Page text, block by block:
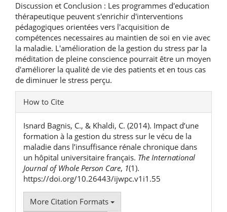
Discussion et Conclusion : Les programmes d'education
thérapeutique peuvent s'enrichir d'interventions
pédagogiques orientées vers l'acquisition de
compétences necessaires au maintien de soi en vie avec
la maladie. L'amélioration de la gestion du stress par la
méditation de pleine conscience pourrait être un moyen
d'améliorer la qualité de vie des patients et en tous cas
de diminuer le stress perçu.
Article
Details
How to Cite
Isnard Bagnis, C., & Khaldi, C. (2014). Impact d’une
formation à la gestion du stress sur le vécu de la
maladie dans l’insuffisance rénale chronique dans
un hôpital universitaire français. The International
Journal of Whole Person Care, 1(1).
https://doi.org/10.26443/ijwpc.v1i1.55
More Citation Formats